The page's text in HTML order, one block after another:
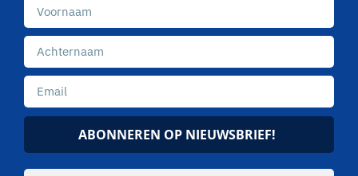
ABONNEREN OP NIEUWSBRIEF!